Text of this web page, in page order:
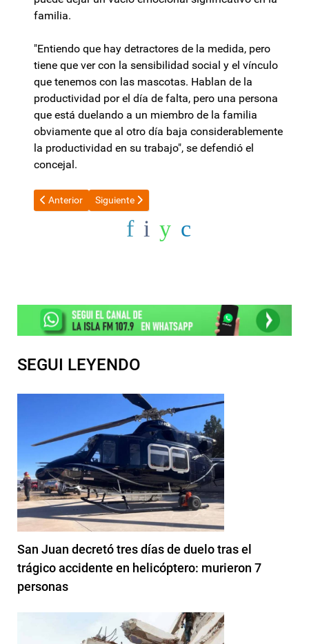
familia.
"Entiendo que hay detractores de la medida, pero
tiene que ver con la sensibilidad social y el vínculo
que tenemos con las mascotas. Hablan de la
productividad por el día de falta, pero una persona
que está duelando a un miembro de la familia
obviamente que al otro día baja considerablemente
la productividad en su trabajo", se defendió el
concejal.
Artículo anterior: Niegan que algunos senadores hayan
Anterior Artículo siguiente: Escándalo: a cuántos sueldos
Siguiente
SEGUI LEYENDO
San Juan decretó tres días de duelo tras el
trágico accidente en helicóptero: murieron 7
personas